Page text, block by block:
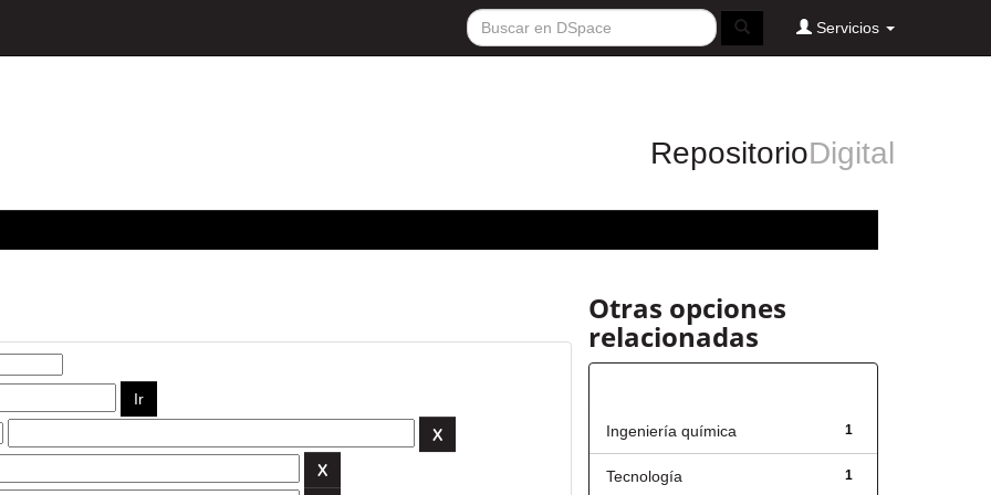
Servicios
RepositorioDigital
Otras opciones
relacionadas
1
Ingeniería química
1
Tecnología